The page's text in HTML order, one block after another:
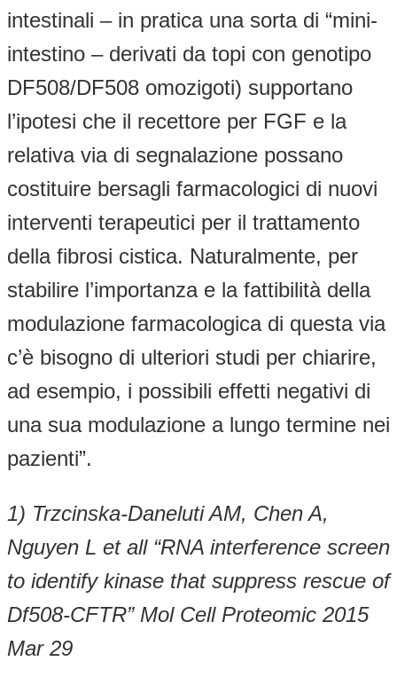
intestinali – in pratica una sorta di “mini-
intestino – derivati da topi con genotipo
DF508/DF508 omozigoti) supportano
l’ipotesi che il recettore per FGF e la
relativa via di segnalazione possano
costituire bersagli farmacologici di nuovi
interventi terapeutici per il trattamento
della fibrosi cistica. Naturalmente, per
stabilire l’importanza e la fattibilità della
modulazione farmacologica di questa via
c’è bisogno di ulteriori studi per chiarire,
ad esempio, i possibili effetti negativi di
una sua modulazione a lungo termine nei
pazienti”.
1) Trzcinska-Daneluti AM, Chen A,
Nguyen L et all “RNA interference screen
to identify kinase that suppress rescue of
Df508-CFTR” Mol Cell Proteomic 2015
Mar 29